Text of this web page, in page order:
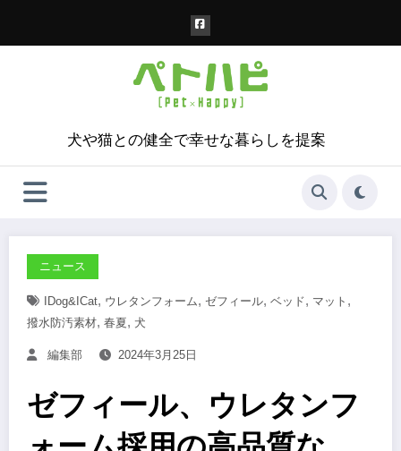
犬や猫との健全で幸せな暮らしを提案
ニュース
IDog&iCat, ウレタンフォーム, ゼフィール, ベッド, マット ,
撥水防汚素材, 春夏, 犬
編集部 2024年3月25日
ゼフィール、ウレタンフ